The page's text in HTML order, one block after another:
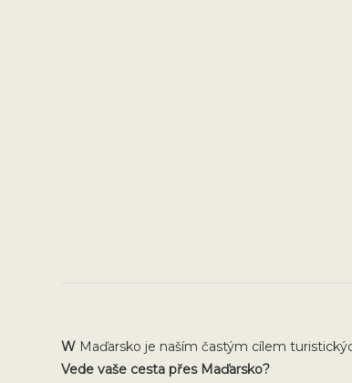
W Maďarsko je naším častým cílem
Vede vaše cesta přes Maďarsko?